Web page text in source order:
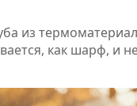
из
как шарф, и